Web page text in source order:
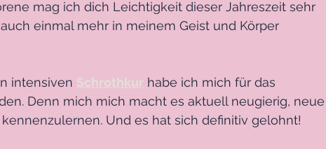
mag ich dich Leichtigkeit dieser Jahreszeit sehr
einmal mehr in meinem Geist und Körper
intensiven Schrothkur habe ich mich für das
Denn mich mich macht es aktuell neugierig, neue
Und es hat sich definitiv gelohnt!